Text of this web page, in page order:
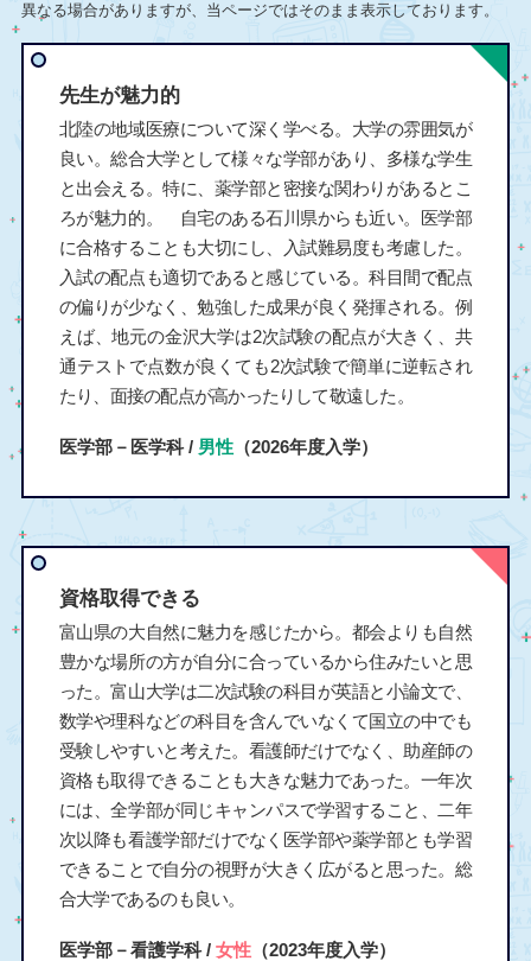
異なる場合がありますが、当ページではそのまま表示しております。
先生が魅力的
北陸の地域医療について深く学べる。大学の雰囲気が
良い。総合大学として様々な学部があり、多様な学生
と出会える。特に、薬学部と密接な関わりがあるとこ
ろが魅力的。 自宅のある石川県からも近い。医学部
に合格することも大切にし、入試難易度も考慮した。
入試の配点も適切であると感じている。科目間で配点
の偏りが少なく、勉強した成果が良く発揮される。例
えば、地元の金沢大学は2次試験の配点が大きく、共
通テストで点数が良くても2次試験で簡単に逆転され
たり、面接の配点が高かったりして敬遠した。
医学部－医学科 / 男性（2026年度入学）
資格取得できる
富山県の大自然に魅力を感じたから。都会よりも自然
豊かな場所の方が自分に合っているから住みたいと思
った。富山大学は二次試験の科目が英語と小論文で、
数学や理科などの科目を含んでいなくて国立の中でも
受験しやすいと考えた。看護師だけでなく、助産師の
資格も取得できることも大きな魅力であった。一年次
には、全学部が同じキャンパスで学習すること、二年
次以降も看護学部だけでなく医学部や薬学部とも学習
できることで自分の視野が大きく広がると思った。総
合大学であるのも良い。
医学部－看護学科 / 女性（2023年度入学）